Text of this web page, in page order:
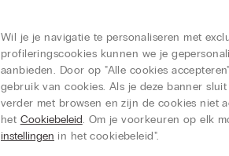
Wil je je navigatie te personaliseren met
profileringscookies kunnen we je
aanbieden. Door op "Alle cookies
gebruik van cookies. Als je deze banner
verder met browsen en zijn de cookies niet
het Cookiebeleid. Om je voorkeuren op elk
instellingen in het cookiebeleid".